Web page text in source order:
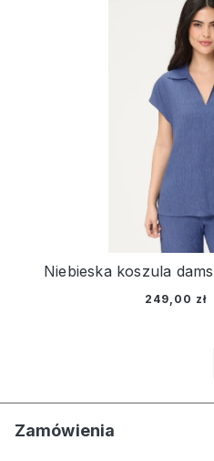
249,00 zł
Zamówienia